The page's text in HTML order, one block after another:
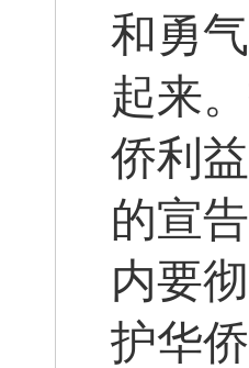
和勇
起来
侨利
的宣
内要
护华